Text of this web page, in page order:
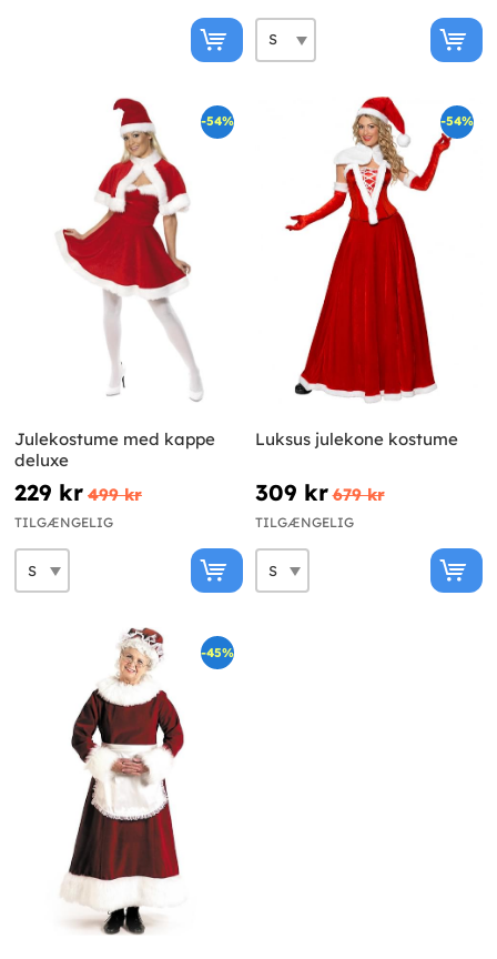
-54%
Julekostume med kappe
deluxe
229 kr 499 kr
TILGÆNGELIG
-54%
Luksus julekone kostume
309 kr 679 kr
TILGÆNGELIG
-45%